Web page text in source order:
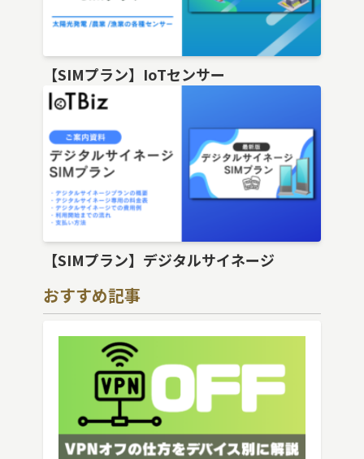
【SIMプラン】IoTセンサー
【SIMプラン】デジタルサイネージ
おすすめ記事